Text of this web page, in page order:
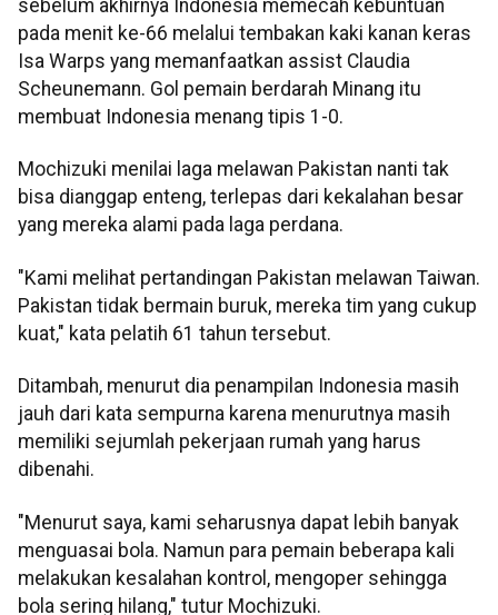
sebelum akhirnya Indonesia memecah kebuntuan
pada menit ke-66 melalui tembakan kaki kanan keras
Isa Warps yang memanfaatkan assist Claudia
Scheunemann. Gol pemain berdarah Minang itu
membuat Indonesia menang tipis 1-0.
Mochizuki menilai laga melawan Pakistan nanti tak
bisa dianggap enteng, terlepas dari kekalahan besar
yang mereka alami pada laga perdana.
"Kami melihat pertandingan Pakistan melawan Taiwan.
Pakistan tidak bermain buruk, mereka tim yang cukup
kuat," kata pelatih 61 tahun tersebut.
Ditambah, menurut dia penampilan Indonesia masih
jauh dari kata sempurna karena menurutnya masih
memiliki sejumlah pekerjaan rumah yang harus
dibenahi.
"Menurut saya, kami seharusnya dapat lebih banyak
menguasai bola. Namun para pemain beberapa kali
melakukan kesalahan kontrol, mengoper sehingga
bola sering hilang," tutur Mochizuki.